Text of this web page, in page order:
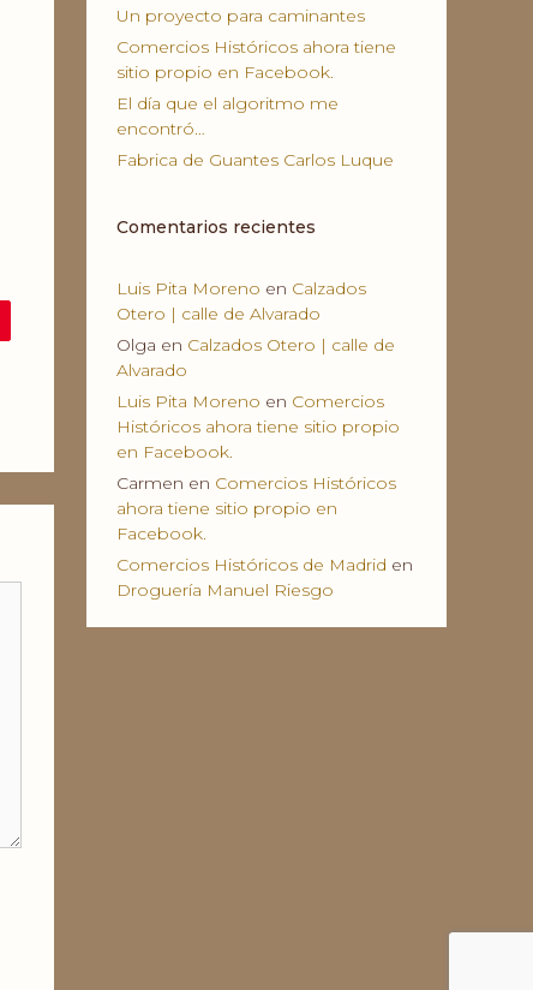
Un proyecto para caminantes
Comercios Históricos ahora tiene
sitio propio en Facebook.
El día que el algoritmo me
encontró…
Fabrica de Guantes Carlos Luque
Comentarios recientes
Luis Pita Moreno en Calzados
Otero | calle de Alvarado
Olga en Calzados Otero | calle de
Alvarado
Luis Pita Moreno en Comercios
Históricos ahora tiene sitio propio
en Facebook.
Carmen en Comercios Históricos
ahora tiene sitio propio en
Facebook.
Comercios Históricos de Madrid en
Droguería Manuel Riesgo